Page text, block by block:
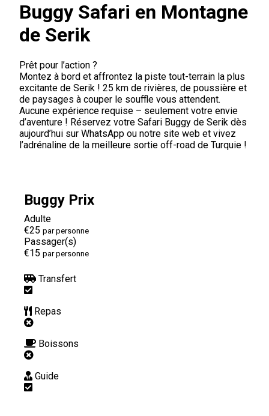
Buggy Safari en Montagne
de Serik
Prêt pour l’action ?
Montez à bord et affrontez la piste tout-terrain la plus
excitante de Serik ! 25 km de rivières, de poussière et
de paysages à couper le souffle vous attendent.
Aucune expérience requise – seulement votre envie
d’aventure ! Réservez votre Safari Buggy de Serik dès
aujourd’hui sur WhatsApp ou notre site web et vivez
l’adrénaline de la meilleure sortie off-road de Turquie !
Buggy Prix
Adulte
€25 par personne
Passager(s)
€15 par personne
Transfert
Repas
Boissons
Guide